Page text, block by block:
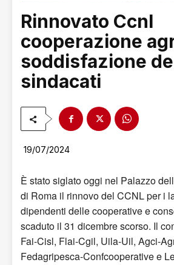
Rinnovato Ccnl
cooperazione
soddisfazione
sindacati
19/07/2024
È stato siglato oggi nel Palazzo
di Roma il rinnovo del CCNL per i
dipendenti delle cooperative e
scaduto il 31 dicembre scorso. Il
Fai-Cisl, Flai-Cgil, Uila-Uil, Agci-
Fedagripesca-Confcooperative e